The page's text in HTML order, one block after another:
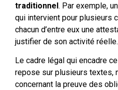
traditionnel. Par exemple,
qui intervient pour plusieurs
chacun d’entre eux une
justifier de son activité réelle.
Le cadre légal qui encadre
repose sur plusieurs textes,
concernant la preuve des